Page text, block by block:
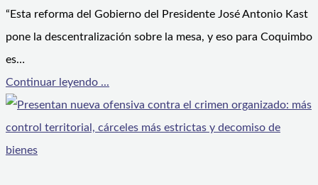
“Esta reforma del Gobierno del Presidente José Antonio Kast
pone la descentralización sobre la mesa, y eso para Coquimbo
es…
Continuar leyendo ...